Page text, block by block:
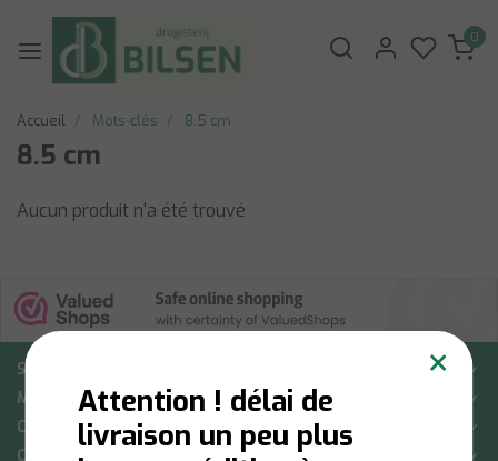
0
Accueil Mots-clés 8.5 cm
8.5 cm
Aucun produit n'a été trouvé
Soutien à la clientèle
Mon compte
Catégories
Coordonnées
×
Attention ! délai de
livraison un peu plus